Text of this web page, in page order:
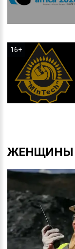
16+
ЖЕНЩИНЫ